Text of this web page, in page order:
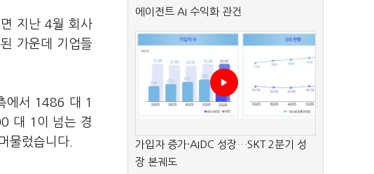
지난 4월 회사
가운데 기업들
에서 1486 대 1
대 1이 넘는 경
물렀습니다.
에이전트 AI 수익화 관건
가입자 증가·AIDC 성장…SKT 2분기 성
장 본궤도